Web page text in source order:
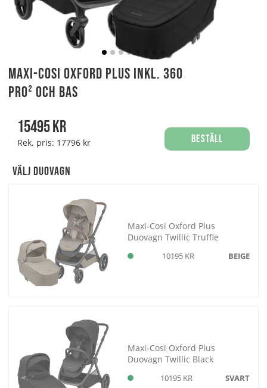
Maxi-Cosi Oxford Plus Inkl. 360
PRO² och Bas
15495kr
Rek. pris: 17796 kr Beställ
Välj Duovagn
Maxi-Cosi Oxford Plus
Duovagn Twillic Truffle
10195 KR BEIGE
Maxi-Cosi Oxford Plus
Duovagn Twillic Black
10195 KR SVART